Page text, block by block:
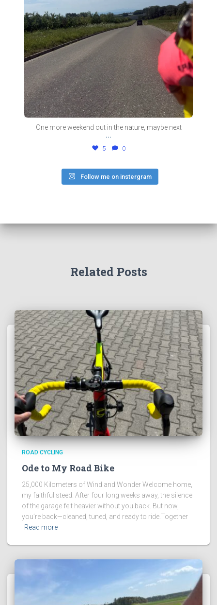
One more weekend out in the nature, maybe next
...
5 0
Follow me on instergram
Related Posts
ROAD CYCLING
Ode to My Road Bike
25,000 Kilometers of Wind and Wonder Welcome home,
my faithful steed. After four long weeks away, the silence
of the garage felt heavier without you back. But now,
you’re back—cleaned, tuned, and ready to ride.Together
Read more